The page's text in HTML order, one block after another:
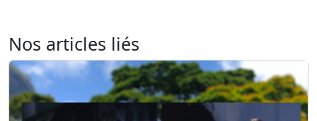
Nos articles liés